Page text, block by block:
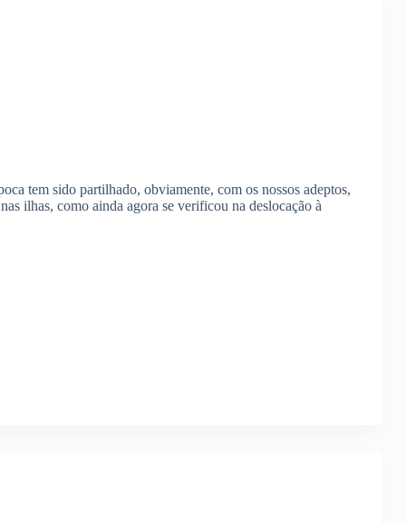
tem sido partilhado, obviamente, com os nossos adeptos,
ilhas, como ainda agora se verificou na deslocação à